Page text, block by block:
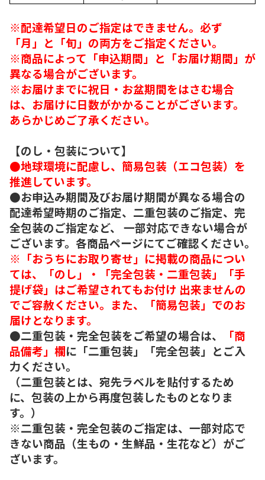
※配達希望日のご指定はできません。必ず
「月」と「旬」の両方をご指定ください。
※商品によって「申込期間」と「お届け期間」が
異なる場合がございます。
※お届けまでに祝日・お盆期間をはさむ場合
は、お届けに日数がかかることがございます。
あらかじめご了承ください。
【のし・包装について】
●地球環境に配慮し、簡易包装（エコ包装）を
推進しています。
●お申込み期間及びお届け期間が異なる場合の
配達希望時期のご指定、二重包装のご指定、完
全包装のご指定など、 一部対応できない場合が
ございます。各商品ページにてご確認ください。
※「おうちにお取り寄せ」に掲載の商品につい
ては、「のし」・「完全包装・二重包装」「手
提げ袋」はご希望されてもお付け 出来ませんの
でご容赦ください。また、「簡易包装」でのお
届けとなります。
●二重包装・完全包装をご希望の場合は、
「商
品備考」欄に「二重包装」「完全包装」とご入
力ください。
（二重包装とは、宛先ラベルを貼付するため
に、包装の上から再度包装したものとなりま
す。）
※二重包装・完全包装のご指定は、一部対応で
きない商品（生もの・生鮮品・生花など）がご
ざいます。